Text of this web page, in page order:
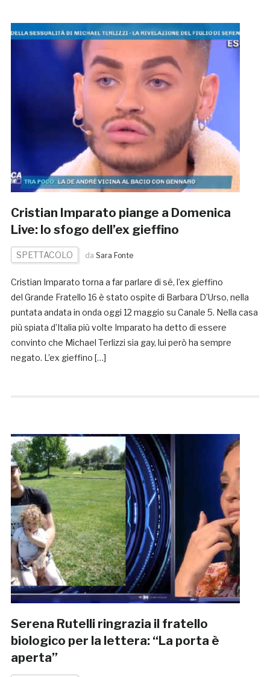
Cristian Imparato piange a Domenica
Live: lo sfogo dell’ex gieffino
SPETTACOLO da Sara Fonte
Cristian Imparato torna a far parlare di sé, l’ex gieffino
del Grande Fratello 16 è stato ospite di Barbara D’Urso, nella
puntata andata in onda oggi 12 maggio su Canale 5. Nella casa
più spiata d’Italia più volte Imparato ha detto di essere
convinto che Michael Terlizzi sia gay, lui però ha sempre
negato. L’ex gieffino […]
Serena Rutelli ringrazia il fratello
biologico per la lettera: “La porta è
aperta”